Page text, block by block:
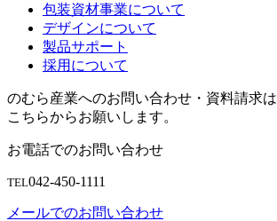
包装資材事業について
デザインについて
製品サポート
採用について
のむら産業へのお問い合わせ・資料請求は
こちらからお願いします。
お電話でのお問い合わせ
TEL042-450-1111
メールでのお問い合わせ